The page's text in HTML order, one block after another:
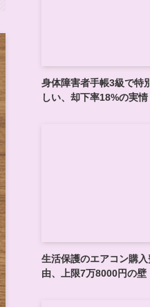
身体障害者手帳3級で特
しい、却下率18%の実情
生活保護のエアコン購
由、上限7万8000円の壁